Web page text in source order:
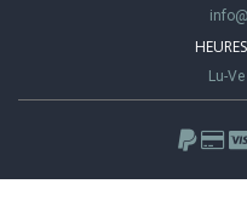
Lu-